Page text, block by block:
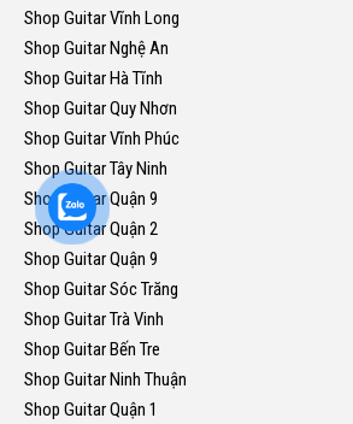
Shop Guitar Vĩnh Long
Shop Guitar Nghệ An
Shop Guitar Hà Tĩnh
Shop Guitar Quy Nhơn
Shop Guitar Vĩnh Phúc
Shop Guitar Tây Ninh
Shop Guitar Quận 9
Shop Guitar Quận 2
Shop Guitar Quận 9
Shop Guitar Sóc Trăng
Shop Guitar Trà Vinh
Shop Guitar Bến Tre
Shop Guitar Ninh Thuận
Shop Guitar Quận 1